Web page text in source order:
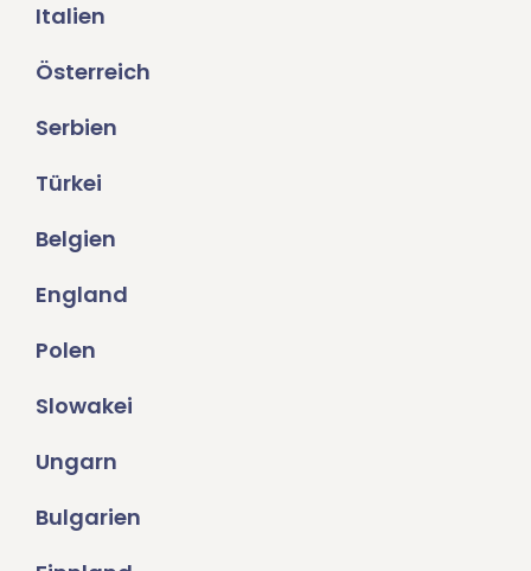
Italien
Österreich
Serbien
Türkei
Belgien
England
Polen
Slowakei
Ungarn
Bulgarien